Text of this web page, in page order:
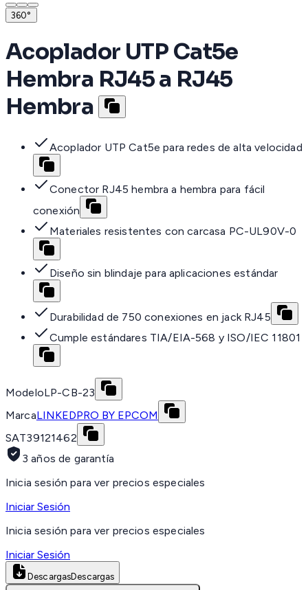
360°
Acoplador UTP Cat5e
Hembra RJ45 a RJ45
Hembra
Acoplador UTP Cat5e para redes de alta velocidad
Conector RJ45 hembra a hembra para fácil
conexión
Materiales resistentes con carcasa PC-UL90V-0
Diseño sin blindaje para aplicaciones estándar
Durabilidad de 750 conexiones en jack RJ45
Cumple estándares TIA/EIA-568 y ISO/IEC 11801
ModeloLP-CB-23
MarcaLINKEDPRO BY EPCOM
SAT39121462
3 años de garantía
Inicia sesión para ver precios especiales
Iniciar Sesión
Inicia sesión para ver precios especiales
Iniciar Sesión
DescargasDescargas